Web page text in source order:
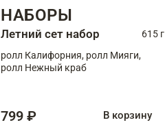
НАБОРЫ
Летний сет набор
615 г
ролл Калифорния, ролл Мияги,
ролл Нежный краб
799 ₽ В корзину